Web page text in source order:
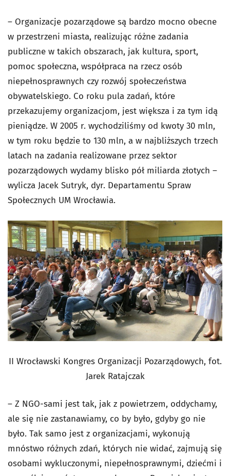
– Organizacje pozarządowe są bardzo mocno obecne
w przestrzeni miasta, realizując różne zadania
publiczne w takich obszarach, jak kultura, sport,
pomoc społeczna, współpraca na rzecz osób
niepełnosprawnych czy rozwój społeczeństwa
obywatelskiego. Co roku pula zadań, które
przekazujemy organizacjom, jest większa i za tym idą
pieniądze. W 2005 r. wychodziliśmy od kwoty 30 mln,
w tym roku będzie to 130 mln, a w najbliższych trzech
latach na zadania realizowane przez sektor
pozarządowych wydamy blisko pół miliarda złotych –
wylicza Jacek Sutryk, dyr. Departamentu Spraw
Społecznych UM Wrocławia.
II Wrocławski Kongres Organizacji Pozarządowych, fot.
Jarek Ratajczak
– Z NGO-sami jest tak, jak z powietrzem, oddychamy,
ale się nie zastanawiamy, co by było, gdyby go nie
było. Tak samo jest z organizacjami, wykonują
mnóstwo różnych zdań, których nie widać, zajmują się
osobami wykluczonymi, niepełnosprawnymi, dziećmi i